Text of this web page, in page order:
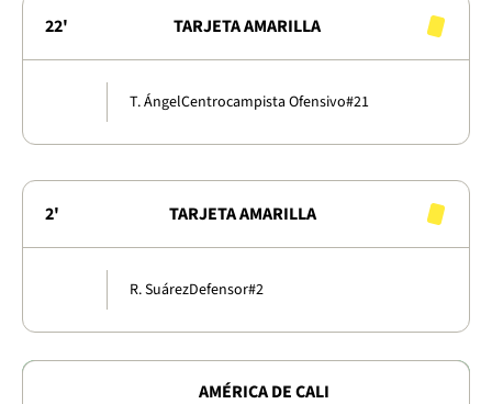
22' TARJETA AMARILLA
T. ÁngelCentrocampista Ofensivo#21
2' TARJETA AMARILLA
R. SuárezDefensor#2
AMÉRICA DE CALI